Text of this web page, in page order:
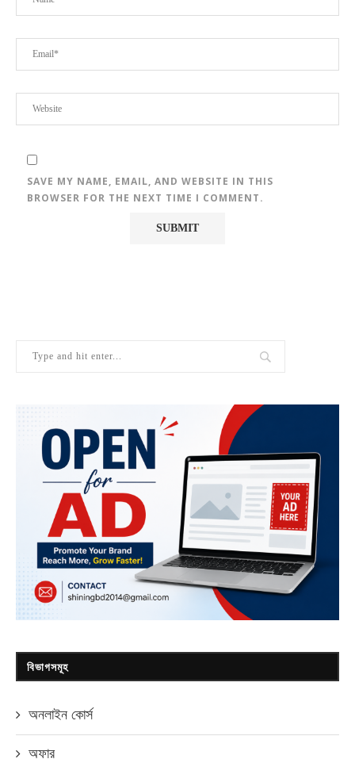
SAVE MY NAME, EMAIL, AND WEBSITE IN THIS
BROWSER FOR THE NEXT TIME I COMMENT.
বিভাগসমূহ
অনলাইন কোর্স
অফার